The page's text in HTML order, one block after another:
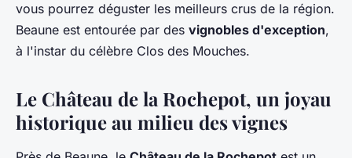
vous pourrez déguster les meilleurs crus de la région.
Beaune est entourée par des vignobles d'exception,
à l'instar du célèbre Clos des Mouches.
Le Château de la Rochepot, un joyau
historique au milieu des vignes